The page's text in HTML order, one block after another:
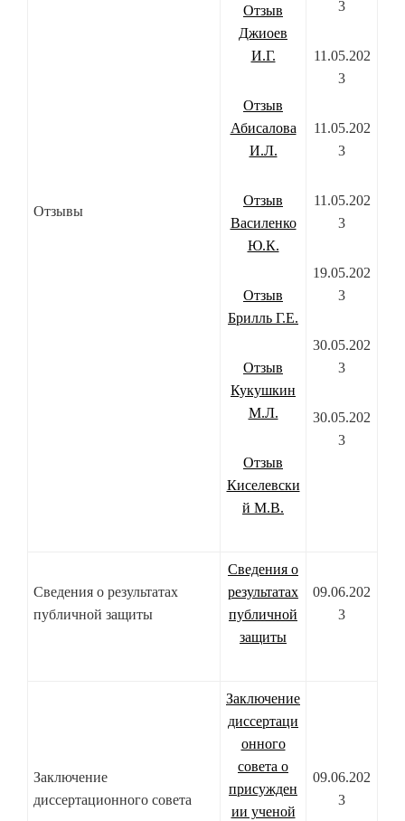
Отзывы
Отзыв
Джиоев
И.Г.
Отзыв
Абисалова
И.Л.
Отзыв
Василенко
Ю.К.
Отзыв
Брилль Г.Е.
Отзыв
Кукушкин
М.Л.
Отзыв
Киселевски
й М.В.
3
11.05.202
3
11.05.202
3
11.05.202
3
19.05.202
3
30.05.202
3
30.05.202
3
Сведения о результатах
публичной защиты
Сведения о
результатах
публичной
защиты
09.06.202
3
Заключение
диссертационного совета
Заключение
диссертаци
онного
совета о
присужден
ии ученой
09.06.202
3